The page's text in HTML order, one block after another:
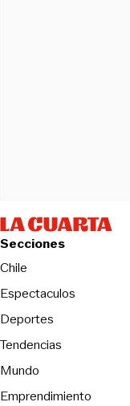
Secciones
Chile
Espectaculos
Deportes
Tendencias
Mundo
Emprendimiento